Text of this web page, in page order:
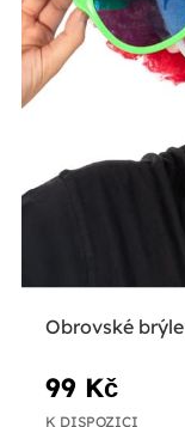
Obrovské brýle
99 Kč
K DISPOZICI